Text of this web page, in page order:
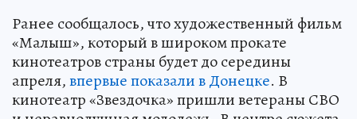
Ранее сообщалось, что художественный фильм
«Малыш», который в широком прокате
кинотеатров страны будет до середины
апреля,впервые показали в Донецке. В
кинотеатр «Звездочка» пришли ветераны СВО